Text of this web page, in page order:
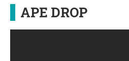
APE DROP